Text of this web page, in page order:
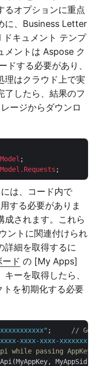
るオプションに重点
に、Business Letter
ドキュメント テンプ
メントは Aspose ク
ドする必要があり、
理はクラウド上で実
了したら、結果のフ
ージからダウンロ
.Requests
は、コード内で
する必要がありま
成されます。これら
ントに関連付けられ
詳細を取得するに
ド の [My Apps]
ーを取得したら、
を初期化する必要
;
// Get
xxxx-xxxx-xxxxxxx"
while passing AppKey